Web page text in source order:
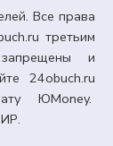
Все права
третьим
и
24obuch.ru
ЮMoney.